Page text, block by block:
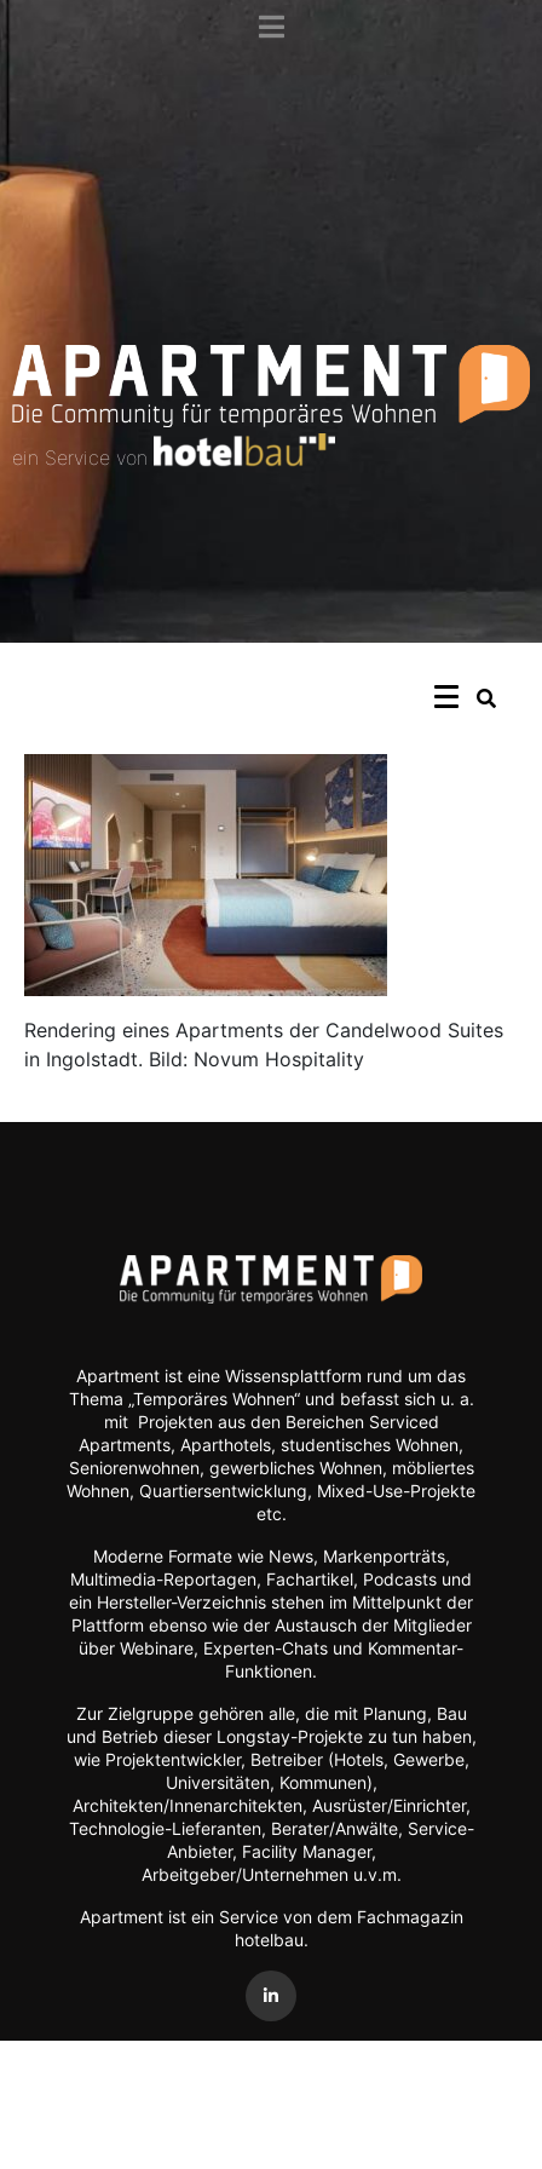
ein Service von
Rendering eines Apartments der Candelwood Suites
in Ingolstadt. Bild: Novum Hospitality
Apartment ist eine Wissensplattform rund um das
Thema „Temporäres Wohnen“ und befasst sich u. a.
mit Projekten aus den Bereichen Serviced
Apartments, Aparthotels, studentisches Wohnen,
Seniorenwohnen, gewerbliches Wohnen, möbliertes
Wohnen, Quartiersentwicklung, Mixed-Use-Projekte
etc.
Moderne Formate wie News, Markenporträts,
Multimedia-Reportagen, Fachartikel, Podcasts und
ein Hersteller-Verzeichnis stehen im Mittelpunkt der
Plattform ebenso wie der Austausch der Mitglieder
über Webinare, Experten-Chats und Kommentar-
Funktionen.
Zur Zielgruppe gehören alle, die mit Planung, Bau
und Betrieb dieser Longstay-Projekte zu tun haben,
wie Projektentwickler, Betreiber (Hotels, Gewerbe,
Universitäten, Kommunen),
Architekten/Innenarchitekten, Ausrüster/Einrichter,
Technologie-Lieferanten, Berater/Anwälte, Service-
Anbieter, Facility Manager,
Arbeitgeber/Unternehmen u.v.m.
Apartment ist ein Service von dem Fachmagazin
hotelbau.